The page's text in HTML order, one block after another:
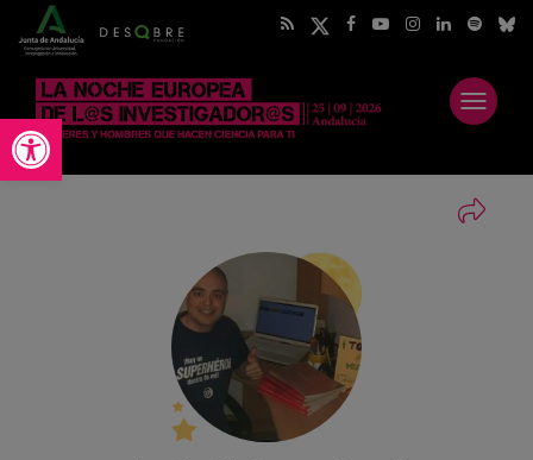
Abrir barra de herramientas
Abrir
menú